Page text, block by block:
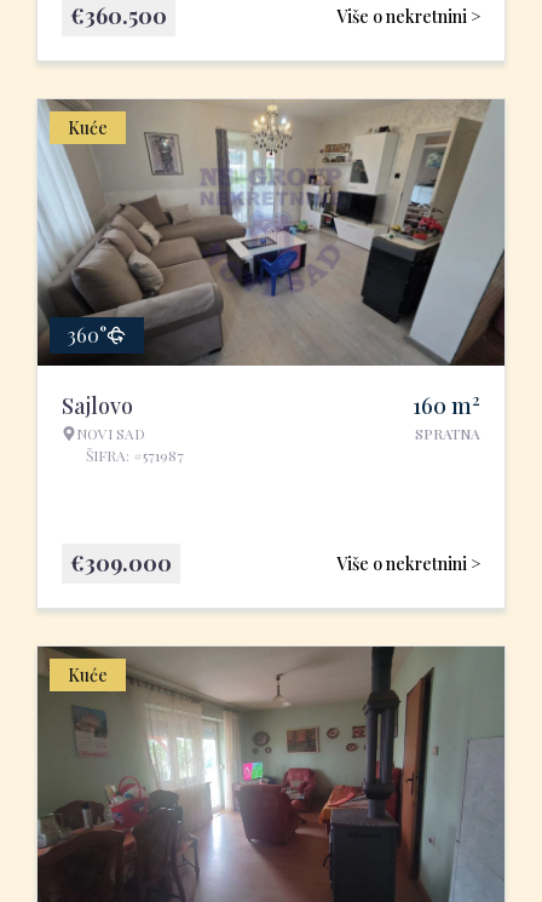
Više o nekretnini >
€360.500
Kuće
360°
Sajlovo
NOVI SAD
ŠIFRA: #571987
160 m2
SPRATNA
Više o nekretnini >
€309.000
Kuće